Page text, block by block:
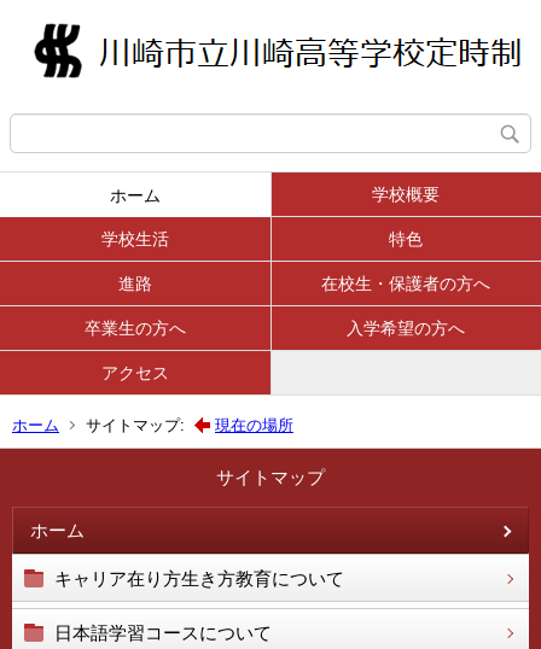
ホーム 学校概要
学校生活 特色
進路 在校生・保護者の方へ
卒業生の方へ 入学希望の方へ
アクセス
ホーム サイトマップ: 現在の場所
サイトマップ
ホーム
キャリア在り方生き方教育について
日本語学習コースについて